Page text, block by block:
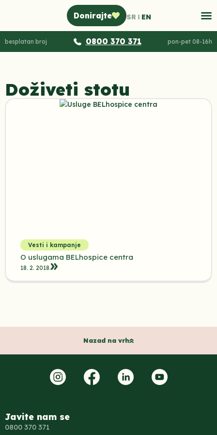
Donirajte SR EN
besplatan broj 0800 370 371 pon-pet 08-16h
Doživeti stotu
Vesti i kampanje
O uslugama BELhospice centra
18. 2. 2018.
Nazad na vrh
Javite nam se
0800 370 371